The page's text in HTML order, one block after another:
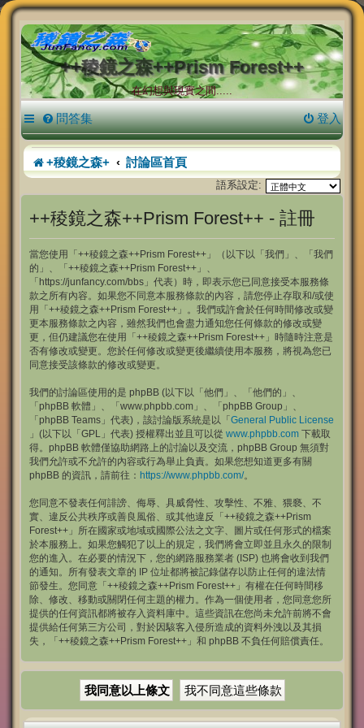
++稜鏡之森++Prism Forest++
在幻想與現實之間.....
問答集 登入
+稜鏡之森+ 討論區首頁
語系設定:
++稜鏡之森++Prism Forest++ - 註冊
當您使用「++稜鏡之森++Prism Forest++」（以下以「我們」、「我們
的」、「++稜鏡之森++Prism Forest++」、
「https://junfancy.com/bbs」代表）時，即表示您已同意接受本服務條
款之所有內容。如果您不同意本服務條款的內容，請您停止存取和/或使
用「++稜鏡之森++Prism Forest++」。我們或許會於任何時間修改或變
更本服務條款之內容，雖然我們也會盡力通知您任何條款的修改或變
更，但仍建議您在使用「++稜鏡之森++Prism Forest++」時隨時注意是
否有修改或變更。您於任何修改或變更後繼續使用本服務，將視為您已
同意接受該條款的修改或變更。
我們的討論區使用的是 phpBB (以下以「他們」、「他們的」、
「phpBB 軟體」、「www.phpbb.com」、「phpBB Group」、
「phpBB Teams」代表)，該討論版系統是以「 General Public License
」(以下以「GPL」代表) 授權釋出並且可以從 www.phpbb.com 下載取
得。phpBB 軟體僅協助網路上的討論以及交流，phpBB Group 無須對
我們允許或不允許的內容或行為舉止負責。如果您想知道更多有關
phpBB 的資訊，請前往： https://www.phpbb.com/。
您同意不發表任何誹謗、侮辱、具威脅性、攻擊性、不雅、猥褻、不
實、違反公共秩序或善良風俗、或其他違反「++稜鏡之森++Prism
Forest++」所在國家或地域或國際公法之文字、圖片或任何形式的檔案
於本服務上。如果您觸犯了以上的規定，我們將會立即並且永久的限制
您的進入。在必要的情況下，您的網路服務業者 (ISP) 也將會收到我們
的通知。所有發表文章的 IP 位址都將被記錄儲存以防止任何的違法情
節發生。您同意「++稜鏡之森++Prism Forest++」有權在任何時間移
除、修改、移動或關閉任何主題的權力。作為一個使用者，您同意您所
提供的任何資訊都將被存入資料庫中。這些資訊在您尚未允許前將不會
提供給任何第三方公司，對於因駭客入侵所造成的資料外洩以及其損
失，「++稜鏡之森++Prism Forest++」和 phpBB 不負任何賠償責任。